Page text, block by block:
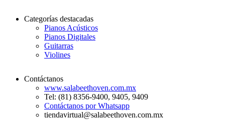
Categorías destacadas
Pianos Acústicos
Pianos Digitales
Guitarras
Violines
Contáctanos
www.salabeethoven.com.mx
Tel: (81) 8356-9400, 9405, 9409
Contáctanos por Whatsapp
tiendavirtual@salabeethoven.com.mx